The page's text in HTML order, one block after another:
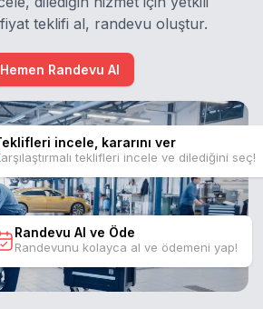
teklifi al, randevu oluştur.
Hemen Randevu Al
incele, kararını ver
teklifleri incele ve dilediğini seç!
Randevu Al ve Öde
Randevunu kolayca al ve ödemeni yap!